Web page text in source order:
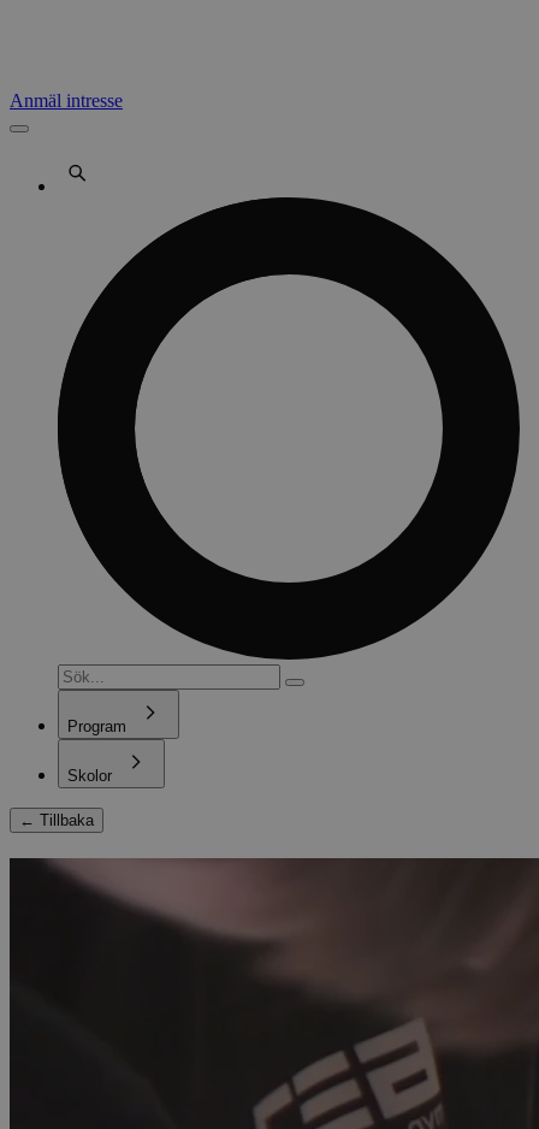
Anmäl intresse
Program
Skolor
← Tillbaka